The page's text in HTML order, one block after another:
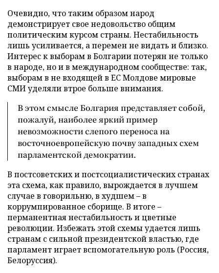
Очевидно, что таким образом народ
демонстрирует свое недовольство общим
политическим курсом страны. Нестабильность
лишь усиливается, а перемен не видать и близко.
Интерес к выборам в Болгарии потерян не только
в народе, но и в международном сообществе: так,
выборам в не входящей в ЕС Молдове мировые
СМИ уделяли втрое больше внимания.
В этом смысле Болгария представляет собой,
пожалуй, наиболее яркий пример
невозможности слепого переноса на
восточноевропейскую почву западных схем
парламентской демократии.
В постсоветских и постсоциалистических странах
эта схема, как правило, вырождается в лучшем
случае в говорильню, в худшем – в
коррумпированное сборище. В итоге –
перманентная нестабильность и цветные
революции. Избежать этой схемы удается лишь
странам с сильной президентской властью, где
парламент играет вспомогательную роль (Россия,
Белоруссия).